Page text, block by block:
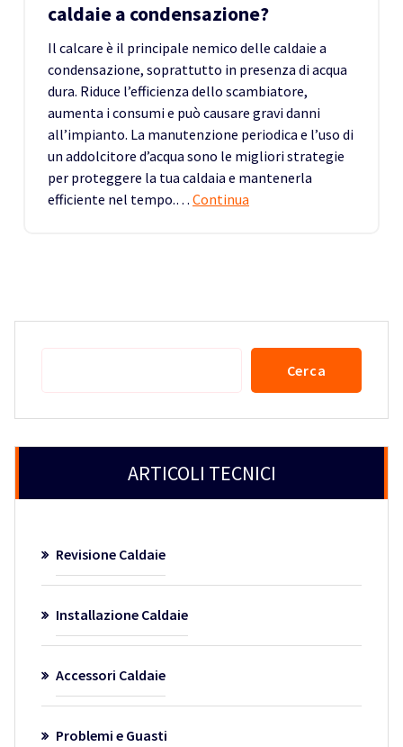
caldaie a condensazione?
Il calcare è il principale nemico delle caldaie a
condensazione, soprattutto in presenza di acqua
dura. Riduce l’efficienza dello scambiatore,
aumenta i consumi e può causare gravi danni
all’impianto. La manutenzione periodica e l’uso di
un addolcitore d’acqua sono le migliori strategie
per proteggere la tua caldaia e mantenerla
efficiente nel tempo.… Continua
Cerca
ARTICOLI TECNICI
Revisione Caldaie
Installazione Caldaie
Accessori Caldaie
Problemi e Guasti